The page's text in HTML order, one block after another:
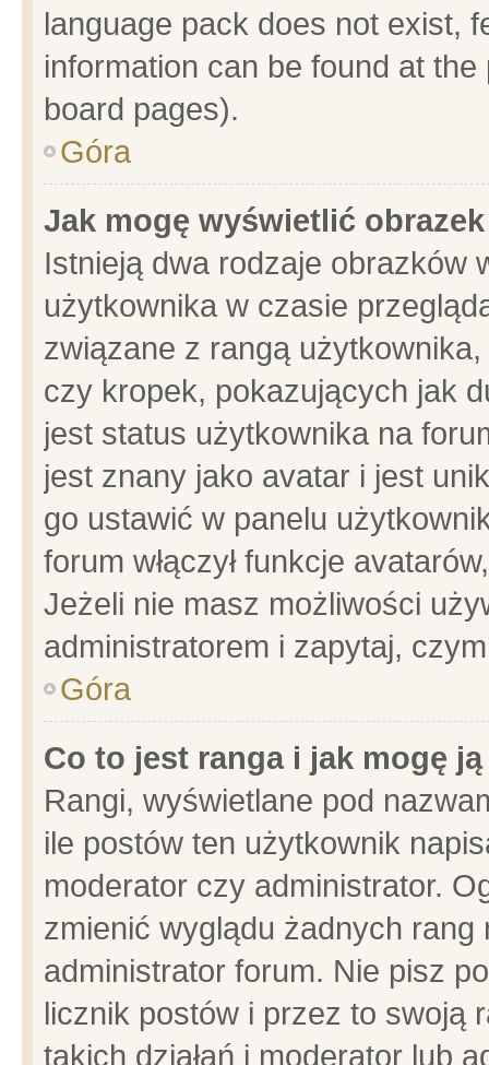
language pack does not exist,
information can be found at
board pages).
Góra
Jak mogę wyświetlić
Istnieją dwa rodzaje obrazków
użytkownika w czasie
związane z rangą
czy kropek, pokazujących jak
jest status użytkownika na
jest znany jako avatar i jest
go ustawić w panelu
forum włączył funkcje
Jeżeli nie masz możliwości
administratorem i zapytaj,
Góra
Co to jest ranga i jak mogę
Rangi, wyświetlane pod
ile postów ten użytkownik
moderator czy administrator.
zmienić wyglądu żadnych
administrator forum. Nie pisz
licznik postów i przez to swoją
takich działań i moderator lub